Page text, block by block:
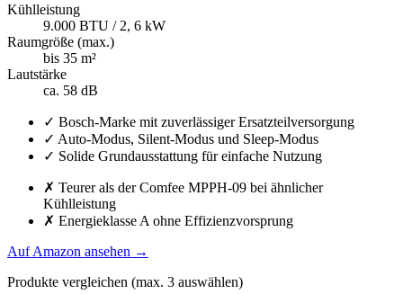
Kühlleistung
9.000 BTU / 2, 6 kW
Raumgröße (max.)
bis 35 m²
Lautstärke
ca. 58 dB
✓ Bosch-Marke mit zuverlässiger Ersatzteilversorgung
✓ Auto-Modus, Silent-Modus und Sleep-Modus
✓ Solide Grundausstattung für einfache Nutzung
✗ Teurer als der Comfee MPPH-09 bei ähnlicher
Kühlleistung
✗ Energieklasse A ohne Effizienzvorsprung
Auf Amazon ansehen →
Produkte vergleichen (max. 3 auswählen)